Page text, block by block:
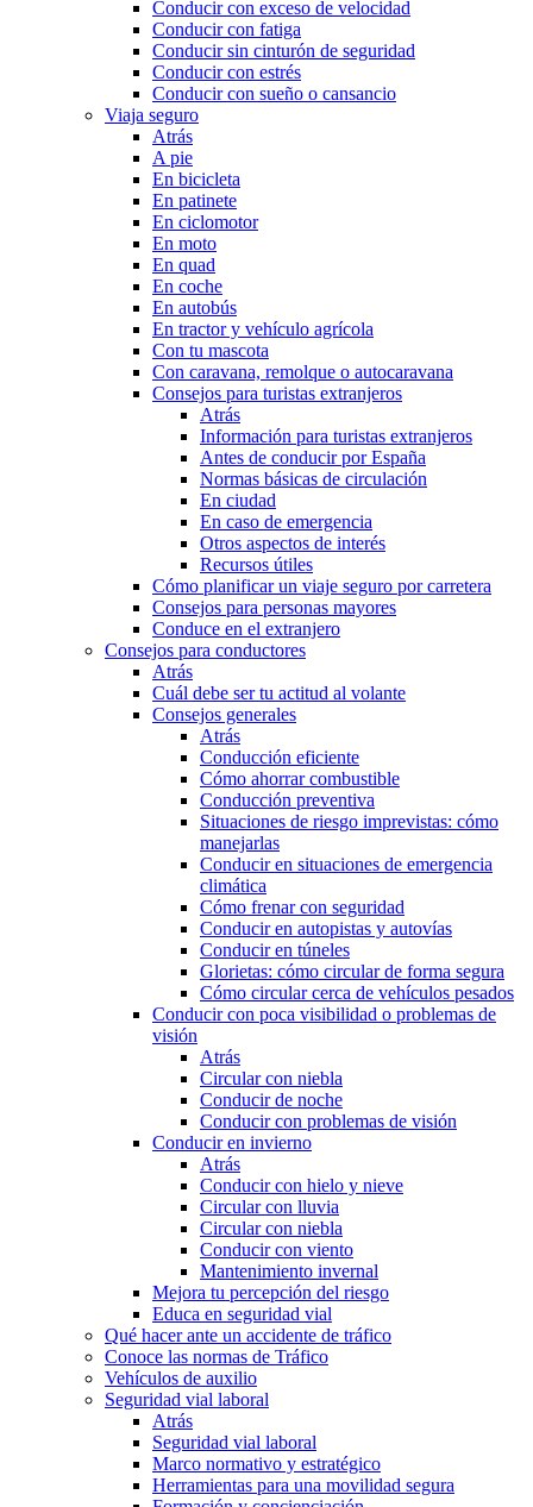
Conducir con exceso de velocidad
Conducir con fatiga
Conducir sin cinturón de seguridad
Conducir con estrés
Conducir con sueño o cansancio
Viaja seguro
Atrás
A pie
En bicicleta
En patinete
En ciclomotor
En moto
En quad
En coche
En autobús
En tractor y vehículo agrícola
Con tu mascota
Con caravana, remolque o autocaravana
Consejos para turistas extranjeros
Atrás
Información para turistas extranjeros
Antes de conducir por España
Normas básicas de circulación
En ciudad
En caso de emergencia
Otros aspectos de interés
Recursos útiles
Cómo planificar un viaje seguro por carretera
Consejos para personas mayores
Conduce en el extranjero
Consejos para conductores
Atrás
Cuál debe ser tu actitud al volante
Consejos generales
Atrás
Conducción eficiente
Cómo ahorrar combustible
Conducción preventiva
Situaciones de riesgo imprevistas: cómo
manejarlas
Conducir en situaciones de emergencia
climática
Cómo frenar con seguridad
Conducir en autopistas y autovías
Conducir en túneles
Glorietas: cómo circular de forma segura
Cómo circular cerca de vehículos pesados
Conducir con poca visibilidad o problemas de
visión
Atrás
Circular con niebla
Conducir de noche
Conducir con problemas de visión
Conducir en invierno
Atrás
Conducir con hielo y nieve
Circular con lluvia
Circular con niebla
Conducir con viento
Mantenimiento invernal
Mejora tu percepción del riesgo
Educa en seguridad vial
Qué hacer ante un accidente de tráfico
Conoce las normas de Tráfico
Vehículos de auxilio
Seguridad vial laboral
Atrás
Seguridad vial laboral
Marco normativo y estratégico
Herramientas para una movilidad segura